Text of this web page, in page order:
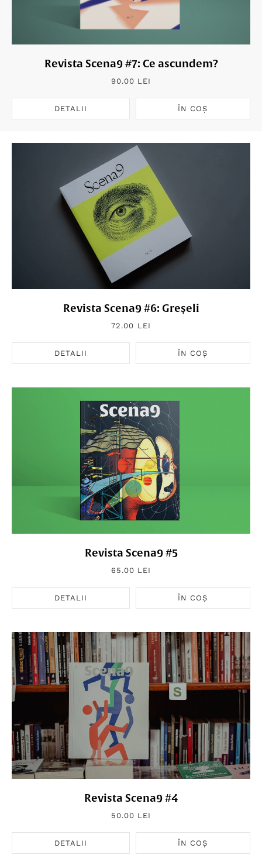
Revista Scena9 #7: Ce ascundem?
90.00 LEI
DETALII ÎN COȘ
Revista Scena9 #6: Greșeli
72.00 LEI
DETALII ÎN COȘ
Revista Scena9 #5
65.00 LEI
DETALII ÎN COȘ
Revista Scena9 #4
50.00 LEI
DETALII ÎN COȘ